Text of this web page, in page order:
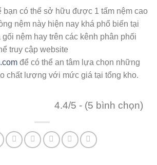
bạn có thể sở hữu được 1 tấm nệm cao
nệm này hiện nay khá phổ biến tại
nệm hay trên các kênh phân phối
truy cập website
để có thể an tâm lựa chọn những
chất lượng với mức giá tại tổng kho.
4.4/5 - (5 bình chọn)